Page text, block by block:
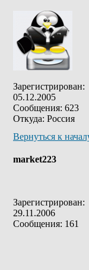
Зарегистрирован:
05.12.2005
Сообщения: 623
Откуда: Россия
Вернуться к
market223
Зарегистрирован:
29.11.2006
Сообщения: 161